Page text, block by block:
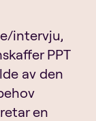
intervju,
PPT
av den
en